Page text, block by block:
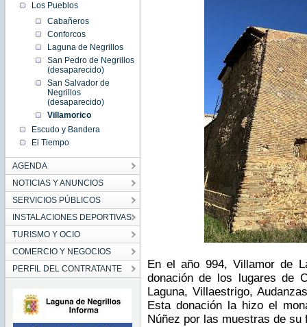
Los Pueblos
Cabañeros
Conforcos
Laguna de Negrillos
San Pedro de Negrillos
(desaparecido)
San Salvador de
Negrillos
(desaparecido)
Villamorico
Escudo y Bandera
El Tiempo
AGENDA
NOTICIAS Y ANUNCIOS
SERVICIOS PÚBLICOS
INSTALACIONES DEPORTIVAS
TURISMO Y OCIO
COMERCIO Y NEGOCIOS
PERFIL DEL CONTRATANTE
En el año 994, Villamor de
donación de los lugares de
Laguna, Villaestrigo,
Esta donación la hizo el
Núñez por las muestras de su